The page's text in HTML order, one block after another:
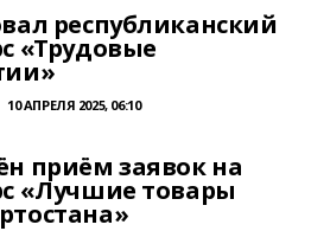
республиканский
«Трудовые
10 АПРЕЛЯ 2025, 06:10
приём заявок на
«Лучшие товары